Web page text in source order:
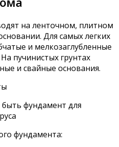
на ленточном, плитном
Для самых легких
и мелкозаглубленные
пучинистых грунтах
и свайные основания.
фундамента: